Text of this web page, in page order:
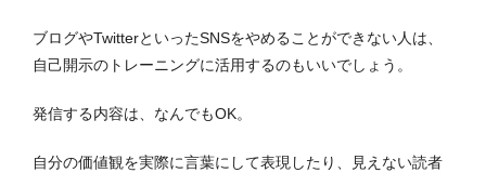
ブログやTwitterといったSNSをやめることができない人は、
自己開示のトレーニングに活用するのもいいでしょう。
発信する内容は、なんでもOK。
自分の価値観を実際に言葉にして表現したり、見えない読者